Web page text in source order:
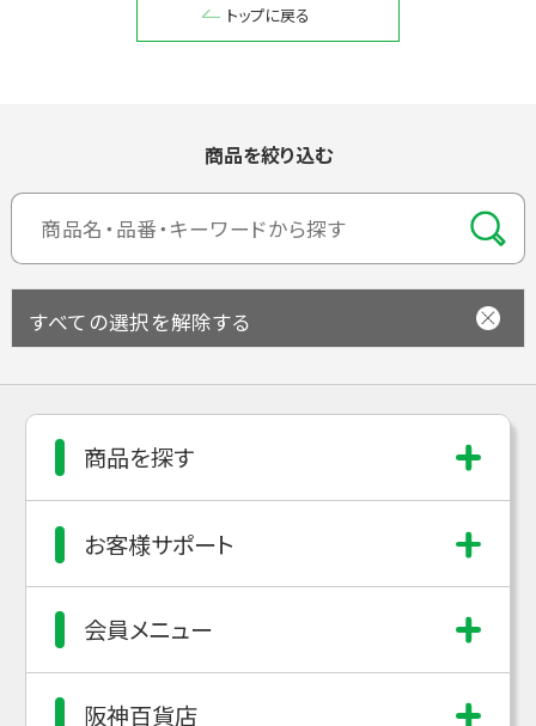
閉じる
トップに戻る
商品を絞り込む
すべての選択を解除する
商品を探す
お客様サポート
会員メニュー
阪神百貨店